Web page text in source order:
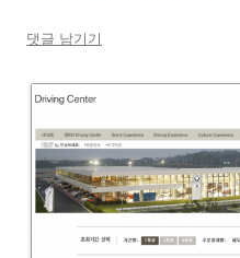
댓글 남기기